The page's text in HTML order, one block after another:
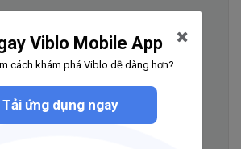
,
'Blocks:',
[{
,
'template',
Viblo Mobile App
cách khám phá Viblo dễ dàng hơn?
Tải ứng dụng ngay